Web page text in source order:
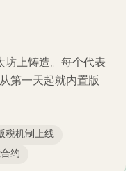
坊上铸造。每个代表
第一天起就内置版
税机制上线
约